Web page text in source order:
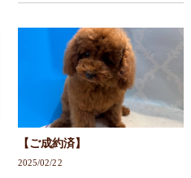
愛いポイントあり予約について
お問合せ時には下記内容を記載
下さい。＊当日見学…
【ご成約済】
2025/02/22